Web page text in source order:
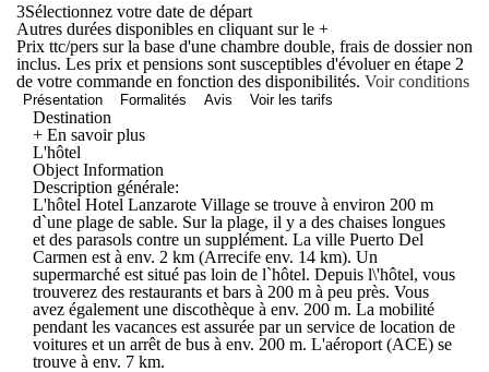
3Sélectionnez votre date de départ
Autres durées disponibles en cliquant sur le +
Prix ttc/pers sur la base d'une chambre double, frais de dossier non
inclus. Les prix et pensions sont susceptibles d'évoluer en étape 2
de votre commande en fonction des disponibilités. Voir conditions
Présentation Formalités Avis Voir les tarifs
Destination
+ En savoir plus
L'hôtel
Object Information
Description générale:
L'hôtel Hotel Lanzarote Village se trouve à environ 200 m
d`une plage de sable. Sur la plage, il y a des chaises longues
et des parasols contre un supplément. La ville Puerto Del
Carmen est à env. 2 km (Arrecife env. 14 km). Un
supermarché est situé pas loin de l`hôtel. Depuis l\'hôtel, vous
trouverez des restaurants et bars à 200 m à peu près. Vous
avez également une discothèque à env. 200 m. La mobilité
pendant les vacances est assurée par un service de location de
voitures et un arrêt de bus à env. 200 m. L'aéroport (ACE) se
trouve à env. 7 km.